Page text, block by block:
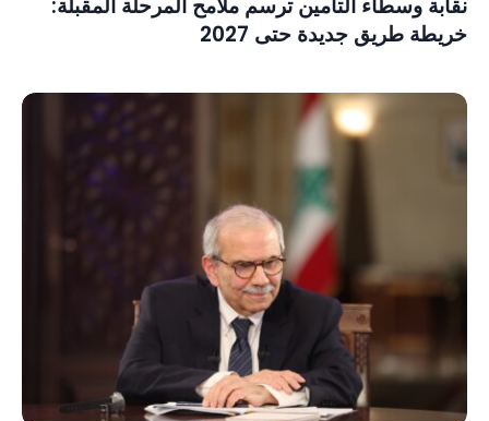
نقابة وسطاء التأمين ترسم ملامح المرحلة المقبلة:
خريطة طريق جديدة حتى 2027